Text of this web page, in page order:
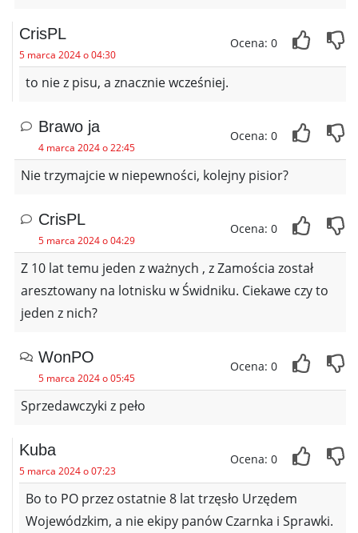
CrisPL
5 marca 2024 o 04:30
Ocena: 0
to nie z pisu, a znacznie wcześniej.
Brawo ja
4 marca 2024 o 22:45
Ocena: 0
Nie trzymajcie w niepewności, kolejny pisior?
CrisPL
5 marca 2024 o 04:29
Ocena: 0
Z 10 lat temu jeden z ważnych , z Zamościa został
aresztowany na lotnisku w Świdniku. Ciekawe czy to
jeden z nich?
WonPO
5 marca 2024 o 05:45
Ocena: 0
Sprzedawczyki z peło
Kuba
5 marca 2024 o 07:23
Ocena: 0
Bo to PO przez ostatnie 8 lat trzęsło Urzędem
Wojewódzkim, a nie ekipy panów Czarnka i Sprawki.